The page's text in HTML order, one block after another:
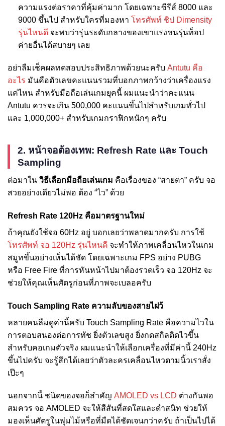
ความแรงต่อราคาที่คุ้มค่ามาก โดยเฉพาะซีรีส์ 8000 และ
9000 ขึ้นไป สำหรับใครที่มองหา โทรศัพท์ ชิป Dimensity
รุ่นไหนดีจะพบว่ารุ่นระดับกลางของเขาแรงชนรุ่นท็อป
ค่ายอื่นได้สบายๆ เลย
อย่าลืมเช็คผลทดสอบประสิทธิภาพด้วยนะครับ Antutu คือ
อะไร มันคือตัวเลขคะแนนรวมที่บอกภาพกว้างว่าเครื่องแรง
แค่ไหน สำหรับมือถือเล่นเกมยุคนี้ ผมแนะนำว่าคะแนน
Antutu ควรจะเกิน 500,000 คะแนนขึ้นไปสำหรับเกมทั่วไป
และ 1,000,000+ สำหรับเกมกราฟิกหนักๆ ครับ
2. หน้าจอต้องเทพ: Refresh Rate และ Touch
Sampling
ต่อมาใน วิธีเลือกมือถือเล่นเกม คือเรื่องของ “สายตา” ครับ จอ
สวยอย่างเดียวไม่พอ ต้อง “ไว” ด้วย
Refresh Rate 120Hz คือมาตรฐานใหม่
ถ้าคุณยังใช้จอ 60Hz อยู่ บอกเลยว่าพลาดมากครับ การใช้
โทรศัพท์ จอ 120Hz รุ่นไหนดี จะทำให้ภาพเคลื่อนไหวในเกม
สมูทขึ้นอย่างเห็นได้ชัด โดยเฉพาะเกม FPS อย่าง PUBG
หรือ Free Fire ที่การหันหน้าไปมาต้องรวดเร็ว จอ 120Hz จะ
ช่วยให้คุณเห็นศัตรูก่อนที่ภาพจะเบลอครับ
Touch Sampling Rate ความลับของสายไฝว้
หลายคนลืมดูค่านี้ครับ Touch Sampling Rate คือความไวใน
การตอบสนองต่อการทัช ยิ่งตัวเลขสูง ยิ่งกดสกิลติดไวขึ้น
สำหรับคอเกมตัวจริง ผมแนะนำให้เลือกเครื่องที่มีค่านี้ 240Hz
ขึ้นไปครับ จะรู้สึกได้เลยว่าตัวละครเคลื่อนไหวตามนิ้วเราสั่ง
เป๊ะๆ
นอกจากนี้ ชนิดของจอก็สำคัญ AMOLED vs LCD ต่างกันพอ
สมควร จอ AMOLED จะให้สีสันที่สดใสและดำสนิท ช่วยให้
มองเห็นศัตรูในพุ่มไม้หรือที่มืดได้ชัดเจนกว่าครับ ถ้าเป็นไปได้